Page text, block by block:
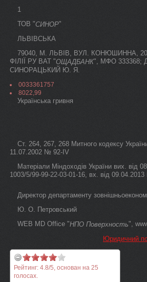
1
ТОВ "СИНОР"
ЛЬВІВСЬКА
79040, М. ЛЬВІВ, ВУЛ. КОНЮШИННА,
ФІЛІЇ РУ ВАТ "ОЩАДБАНК", МФО 333368;
СИНОРАЦЬКИЙ Ю. Я.
0033361757
8022,99
Українська гривня
Ст. 264, 267, 268 Митного кодексу
11.07.2002 № 92-IV
Матеріали Міндоходів України вих. від
1003/5/99-99-22-03-01-16, вх. від
Директор департаменту
Ю. О. Петровський
WEB MD Office "НПО Поверхность",
Юридичний
Рейтинг: 4.8/5, основан на 25
голосах.